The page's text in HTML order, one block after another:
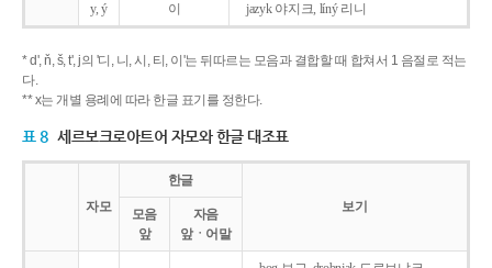
y, ý 이 jazyk야지크, líný 리니
* d', ň, š, t', j의 '디, 니, 시, 티, 이'는 뒤따르는 모음과 결합할 때 합쳐서 1 음절로 적는
다.
** x는 개별 용례에 따라 한글 표기를 정한다.
표 8 세르보크로아트어 자모와 한글 대조표
자모
한글
보기
모음
앞
자음
앞ㆍ어말